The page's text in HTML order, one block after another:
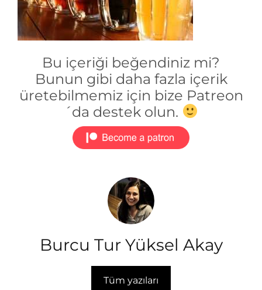
Bu içeriği beğendiniz mi?
Bunun gibi daha fazla içerik
üretebilmemiz için bize Patreon
´da destek olun.
Burcu Tur Yüksel Akay
Tüm yazıları